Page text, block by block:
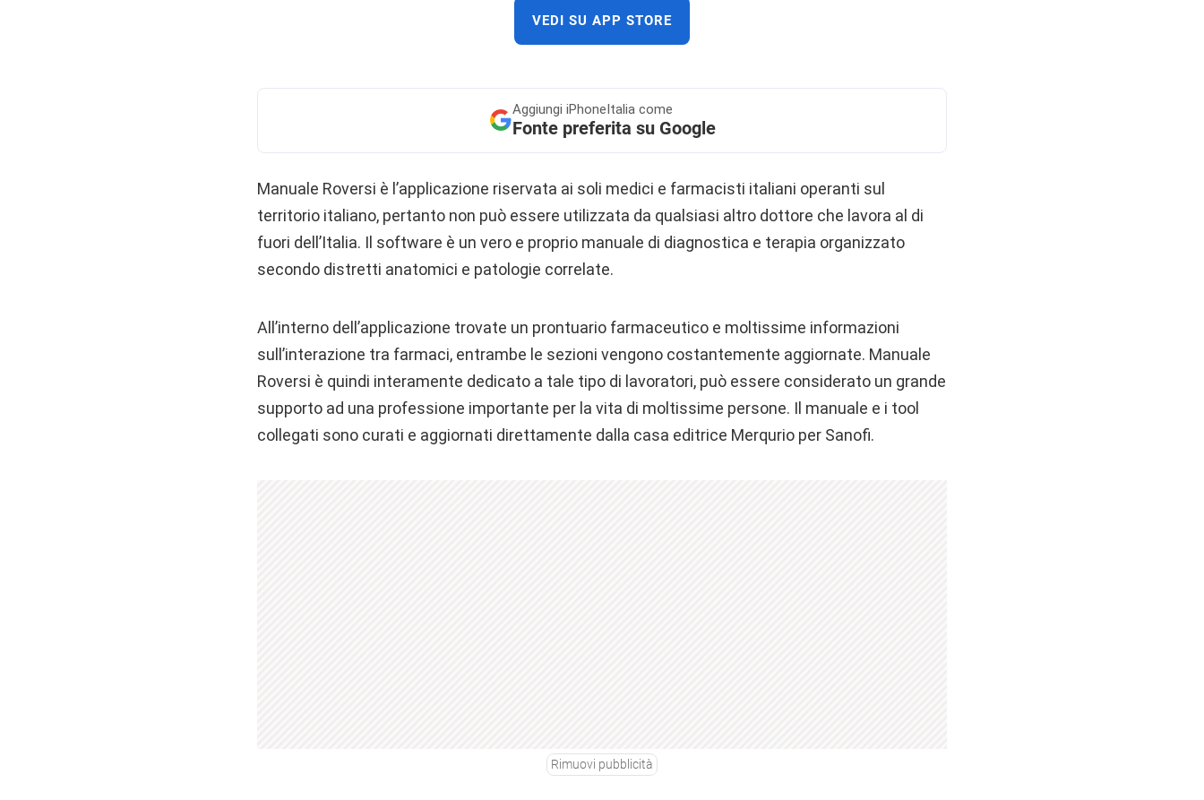
VEDI SU APP STORE
Aggiungi iPhoneItalia come
Fonte preferita su Google
Manuale Roversi è l’applicazione riservata ai soli medici e farmacisti italiani operanti sul
territorio italiano, pertanto non può essere utilizzata da qualsiasi altro dottore che lavora al di
fuori dell’Italia. Il software è un vero e proprio manuale di diagnostica e terapia organizzato
secondo distretti anatomici e patologie correlate.
All’interno dell’applicazione trovate un prontuario farmaceutico e moltissime informazioni
sull’interazione tra farmaci, entrambe le sezioni vengono costantemente aggiornate. Manuale
Roversi è quindi interamente dedicato a tale tipo di lavoratori, può essere considerato un grande
supporto ad una professione importante per la vita di moltissime persone. Il manuale e i tool
collegati sono curati e aggiornati direttamente dalla casa editrice Merqurio per Sanofi.
Rimuovi pubblicità